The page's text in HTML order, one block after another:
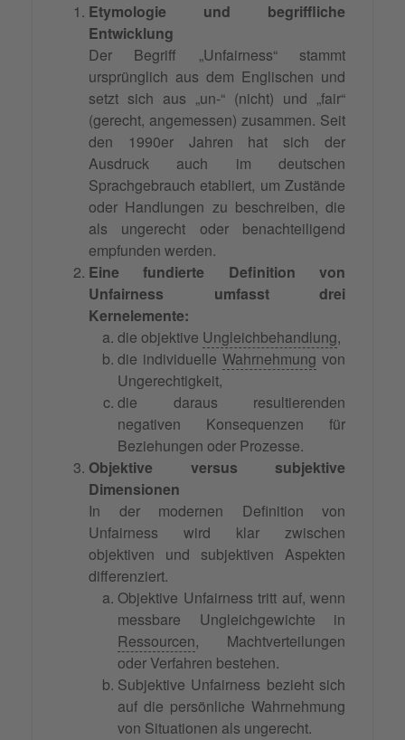
Etymologie und begriffliche
Entwicklung
Der Begriff „Unfairness“ stammt
ursprünglich aus dem Englischen und
setzt sich aus „un-“ (nicht) und „fair“
(gerecht, angemessen) zusammen. Seit
den 1990er Jahren hat sich der
Ausdruck auch im deutschen
Sprachgebrauch etabliert, um Zustände
oder Handlungen zu beschreiben, die
als ungerecht oder benachteiligend
empfunden werden.
Eine fundierte Definition von
Unfairness umfasst drei
Kernelemente:
die objektive Ungleichbehandlung,
die individuelle Wahrnehmung von
Ungerechtigkeit,
die daraus resultierenden
negativen Konsequenzen für
Beziehungen oder Prozesse.
Objektive versus subjektive
Dimensionen
In der modernen Definition von
Unfairness wird klar zwischen
objektiven und subjektiven Aspekten
differenziert.
Objektive Unfairness tritt auf, wenn
messbare Ungleichgewichte in
Ressourcen, Machtverteilungen
oder Verfahren bestehen.
Subjektive Unfairness bezieht sich
auf die persönliche Wahrnehmung
von Situationen als ungerecht.